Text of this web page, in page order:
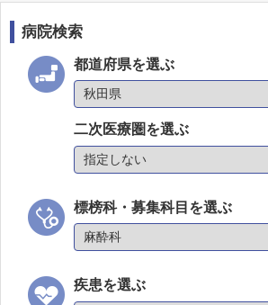
病院検索
都道府県を選ぶ
二次医療圏を選ぶ
標榜科・募集科目を選ぶ
疾患を選ぶ